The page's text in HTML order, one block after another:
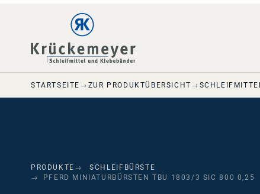
STARTSEITE ZUR PRODUKTÜBERSICHT SCHLEIFMITTEL
PRODUKTE
SCHLEIFBÜRSTE
PFERD MINIATURBÜRSTEN TBU 1803/3 SIC 800 0,25